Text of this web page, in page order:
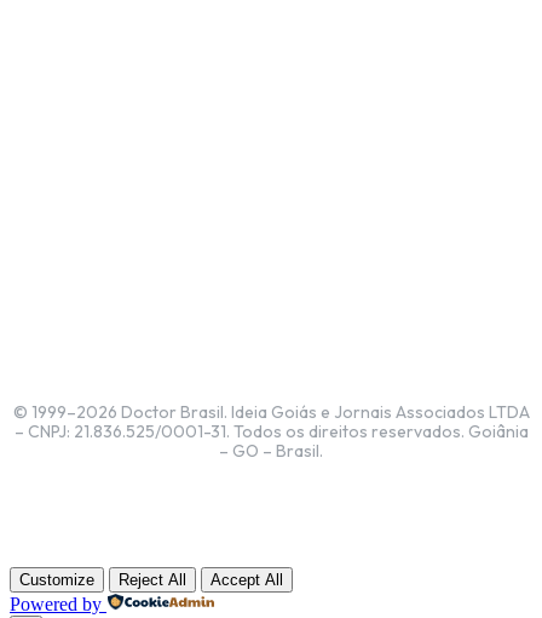
© 1999–2026 Doctor Brasil. Ideia Goiás e Jornais Associados LTDA
– CNPJ: 21.836.525/0001-31. Todos os direitos reservados. Goiânia
– GO – Brasil.
Customize Reject All Accept All
Powered by